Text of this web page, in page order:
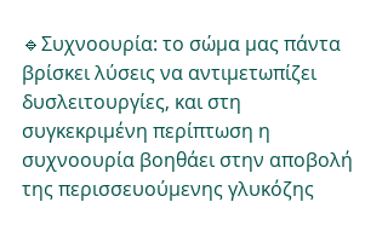
🔹️Συχνοουρία: το σώμα μας πάντα
βρίσκει λύσεις να αντιμετωπίζει
δυσλειτουργίες, και στη
συγκεκριμένη περίπτωση η
συχνοουρία βοηθάει στην αποβολή
της περισσευούμενης γλυκόζης